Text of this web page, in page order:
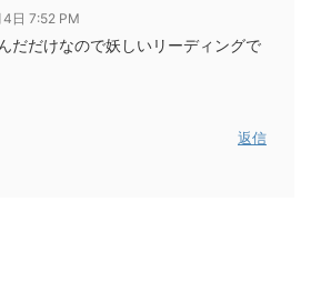
日 7:52 PM
だだけなので妖しいリーディングで
返信